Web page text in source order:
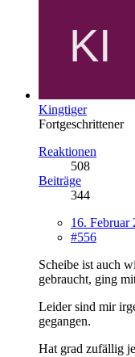
Kingtiger
Fortgeschrittener
Reaktionen
508
Beiträge
344
16. Februar
#556
Scheibe ist auch
gebraucht, ging
Leider sind mir
gegangen.
Hat grad zufällig